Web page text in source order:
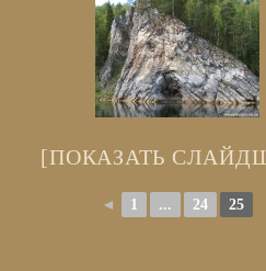
[ПОКАЗАТЬ
◄ 1 ... 24 25